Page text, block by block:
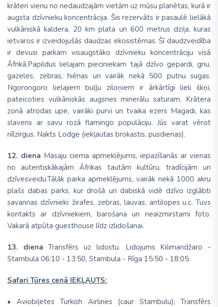
krāteri vienu no nedaudzajām vietām uz mūsu planētas, kurā ir
augsta dzīvnieku koncentrācija. Šis rezervāts ir pasaulē lielākā
vulkāniskā kaldera, 20 km plata un 600 metrus dziļa, kuras
ietvaros ir izveidojušās daudzas ekosistēmas. Šī daudzveidība
ir devusi parkam visaugstāko dzīvnieku koncentrāciju visā
Āfrikā.Papildus lielajam pieciniekam tajā dzīvo gepardi, gnu,
gazeles, zebras, hiēnas un vairāk nekā 500 putnu sugas.
Ngorongoro lielajiem buļļu ziloņiem ir ārkārtīgi lieli ilkņi,
pateicoties vulkāniskās augsnes minerālu saturam. Krātera
zonā atrodas upe, vairāki purvi un tvaika ezers Magadi, kas
slavens ar savu rozā flamingo populāciju. Jūs varat vērot
nīlzirgus. Nakts Lodge (iekļautas brokastis, pusdienas).
12. diena Masaju ciema apmeklējums, iepazīšanās ar vienas
no autentiskākajām Āfrikas tautām kultūru, tradīcijām un
dzīvesveidu.Tālāk parka apmeklējums, vairāk nekā 1000 akru
plašs dabas parks, kur drošā un dabiskā vidē dzīvo izglābti
savannas dzīvnieki: žirafes, zebras, lauvas, antilopes u.c. Tuvs
kontakts ar dzīvniekiem, barošana un neaizmirstami foto.
Vakarā atpūta guesthouse līdz izlidošanai.
13. diena Transfērs uz lidostu. Lidojums Kilimandžaro -
Stambula 06:10 - 13:50, Stambula - Rīga 15:50 - 18:05.
Safari Tūres cenā IEKĻAUTS:
• Aviobiļetes Turkish Airlines (caur Stambulu); Transfērs